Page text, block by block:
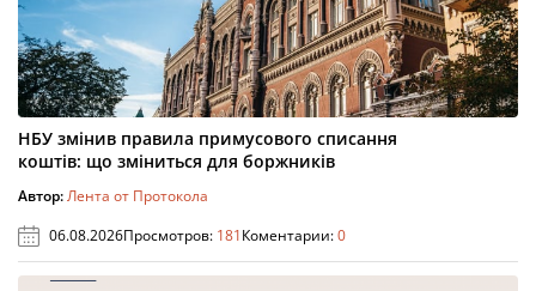
НБУ змінив правила примусового списання
коштів: що зміниться для боржників
Автор:Лента от Протокола
06.08.2026Просмотров: 181Коментарии:0